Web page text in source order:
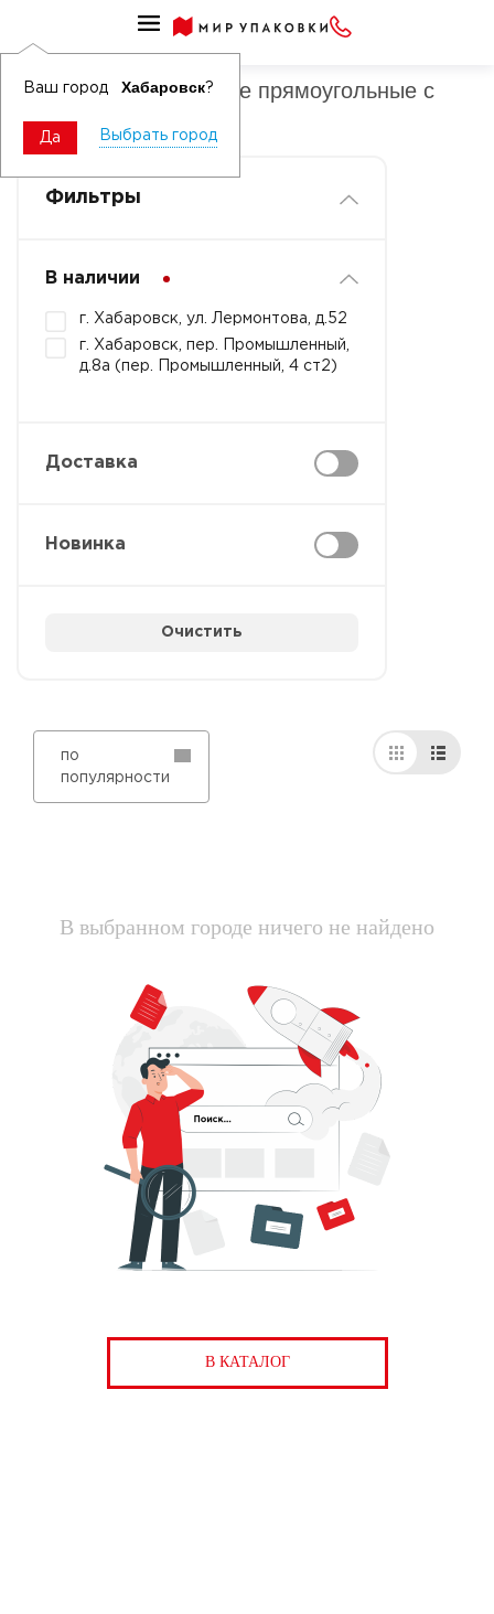
Ваш город Хабаровск?
Да Выбрать город
Контейнеры бумажные прямоугольные с
Фильтры
В наличии
г. Хабаровск, ул. Лермонтова, д.52
г. Хабаровск, пер. Промышленный,
д.8а (пер. Промышленный, 4 ст2)
Доставка
Новинка
Очистить
по
популярности
В выбранном городе ничего не найдено
В КАТАЛОГ